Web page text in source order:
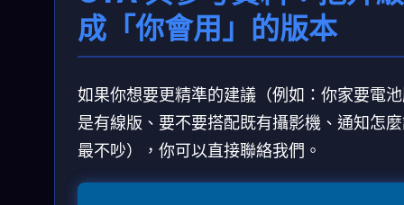
成「你會用」的版本
如果你想要更精準的建議（例如：你家要電
是有線版、要不要搭配既有攝影機、通知怎
最不吵），你可以直接聯絡我們。